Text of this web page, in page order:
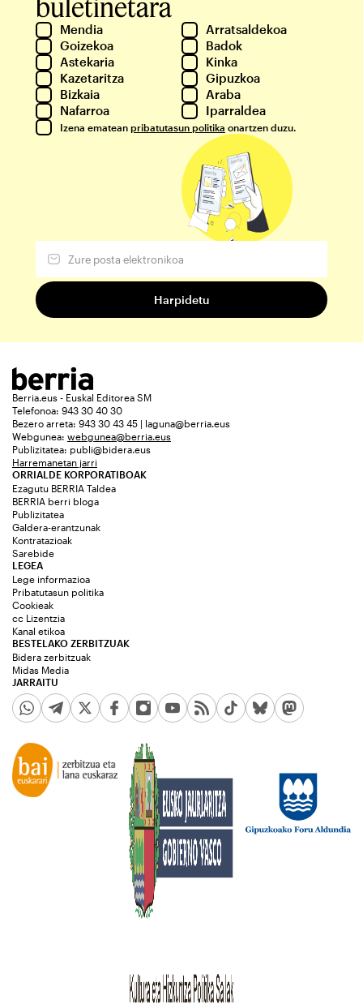
buletinetara
Mendia
Arratsaldekoa
Goizekoa
Badok
Astekaria
Kinka
Kazetaritza
Gipuzkoa
Bizkaia
Araba
Nafarroa
Iparraldea
Izena ematean pribatutasun politika onartzen duzu.
Berria.eus - Euskal Editorea SM
Telefonoa: 943 30 40 30
Bezero arreta: 943 30 43 45 | laguna@berria.eus
Webgunea: webgunea@berria.eus
Publizitatea: publi@bidera.eus
Harremanetan jarri
ORRIALDE KORPORATIBOAK
Ezagutu BERRIA Taldea
BERRIA berri bloga
Publizitatea
Galdera-erantzunak
Kontratazioak
Sarebide
JARRAITU
LEGEA
Lege informazioa
Pribatutasun politika
Cookieak
cc Lizentzia
Kanal etikoa
BESTELAKO ZERBITZUAK
Bidera zerbitzuak
Midas Media